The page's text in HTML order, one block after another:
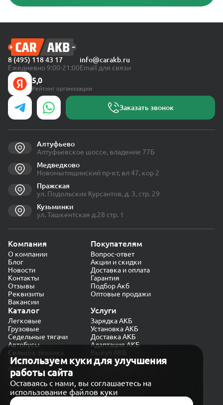
Используем куки для улучшения
работы сайта
Оставаясь с нами, вы соглашаетесь на
использование файлов куки
8 (495) 118 43 17
Ежедневно 9:00-21:00
info@carakb.ru
Email для связи
5,0
Рейтинг организации
Заказать звонок
Алтуфьево
Алтуфьевское шоссе, владение 77Б
Медведково
Новомытищинский пр-кт, вл 47, кор 2
Пражская
ул. Подольских Курсантов, д. 3, стр. 29
Кузьминки
ул. Ташкентская д.28 стр. 1
Компания
О компании
Блог
Новости
Контакты
Отзывы
Реквизиты
Вакансии
Покупателям
Вопрос-ответ
Акции и скидки
Доставка и оплата
Гарантия
Подбор Акб
Оптовые продажи
Каталог
Легковые
Грузовые
Седельные тягачи
Автобусы
Сельхоз. техника
Экскаваторы
Автокраны
Услуги
Зарядка АКБ
Установка АКБ
Доставка АКБ
Адаптация АКБ
Выкуп АКБ
Проверка генератора
Политика конфиденциальности
Обработка персональных данных
Согласие на обработку в «Яндекс.Метрика»
Карта сайта